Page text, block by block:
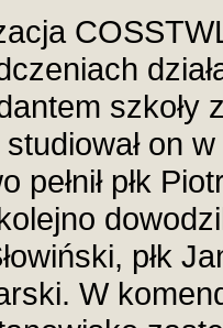
szkoły
on
pełnił płk
płk
W